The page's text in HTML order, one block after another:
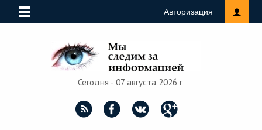
Авторизация
Сегодня - 07 августа 2026 г